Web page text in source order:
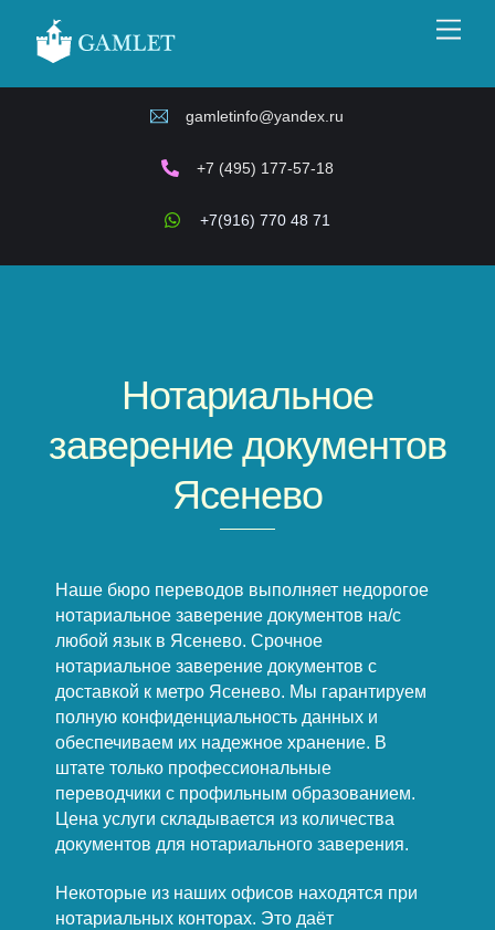
content
gamletinfo@yandex.ru
+7 (495) 177-57-18
+7(916) 770 48 71
Нотариальное
заверение документов
Ясенево
Наше бюро переводов выполняет недорогое
нотариальное заверение документов на/с
любой язык в Ясенево. Срочное
нотариальное заверение документов с
доставкой к метро Ясенево. Мы гарантируем
полную конфиденциальность данных и
обеспечиваем их надежное хранение. В
штате только профессиональные
переводчики с профильным образованием.
Цена услуги складывается из количества
документов для нотариального заверения.
Некоторые из наших офисов находятся при
нотариальных конторах. Это даёт